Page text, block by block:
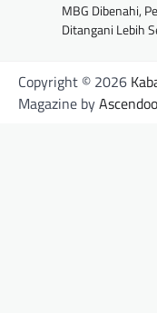
MBG Dibenahi,
Ditangani Lebih
Copyright © 2026
Magazine by